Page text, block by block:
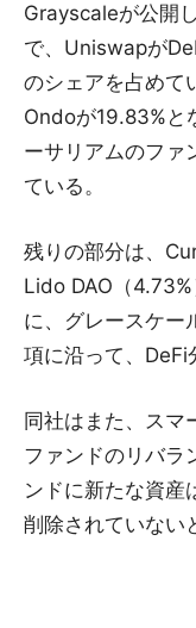
Grayscaleが公開
で、Uniswapが
のシェアを占めて
Ondoが19.83%と
ーサリアムのファ
ている。
残りの部分は、
Lido DAO（
に、グレースケー
項に沿って、DeFi
同社はまた、スマ
ファンドのリバラ
ンドに新たな資産
削除されていない